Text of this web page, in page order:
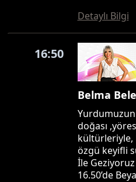
Detaylı Bilgi
16:50
Belma
doğası
kültürleriyle,
özgü keyifli
İle
16.50’de